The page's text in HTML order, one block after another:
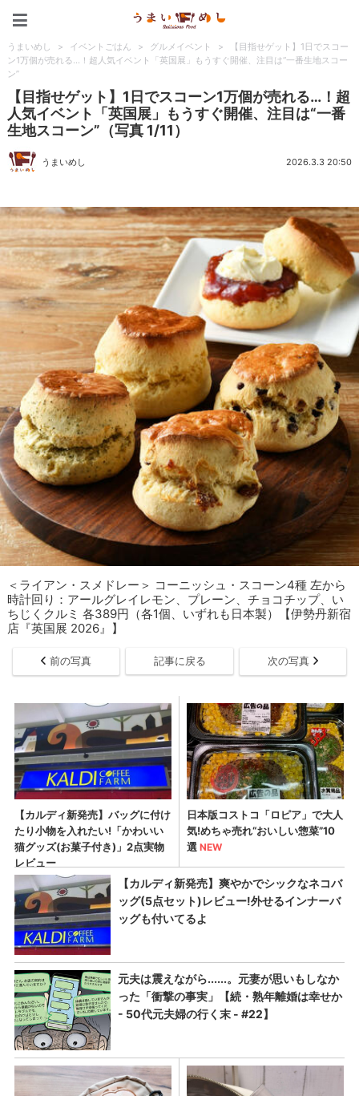
うまいめし > イベントごはん > グルメイベント >
【目指せゲット】1日でスコー
ン1万個が売れる…！超人気イベント「英国展」もうすぐ開催、注目は“一番生地スコー
ン”
【目指せゲット】1日でスコーン1万個が売れる…！超
人気イベント「英国展」もうすぐ開催、注目は“一番
生地スコーン”（写真 1/11）
うまいめし 2026.3.3 20:50
＜ライアン・スメドレー＞ コーニッシュ・スコーン4種 左から
時計回り：アールグレイレモン、プレーン、チョコチップ、い
ちじくクルミ 各389円（各1個、いずれも日本製）【伊勢丹新宿
店『英国展 2026』】
前の写真 記事に戻る 次の写真